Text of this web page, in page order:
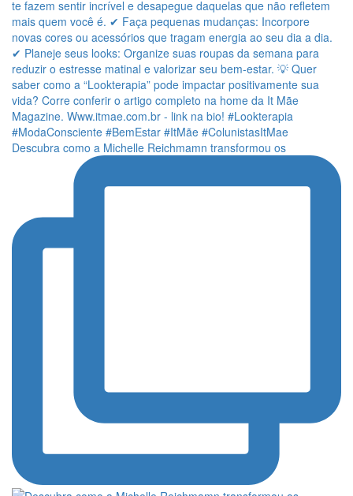
Descubra como a Michelle Reichmamn transformou os